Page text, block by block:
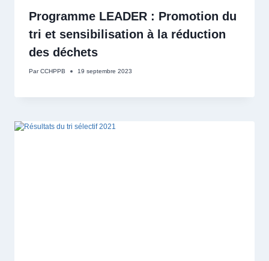
Programme LEADER : Promotion du
tri et sensibilisation à la réduction
des déchets
Par CCHPPB 19 septembre 2023